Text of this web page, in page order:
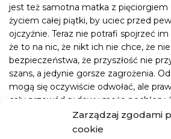
Zarządzaj zgodami
cookie
jest też samotna matka z pięciorgiem
życiem całej piątki, by uciec przed
ojczyźnie. Teraz nie potrafi spojrzeć
że to na nic, że nikt ich nie chce, że
bezpieczeństwa, że przyszłość nie
szans, a jedynie gorsze zagrożenia.
mogą się oczywiście odwołać, ale
cały przewód sądowy może
To pieniądze, których nikt z nich nie